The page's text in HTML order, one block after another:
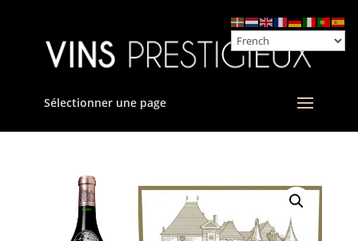
Sélectionner une page